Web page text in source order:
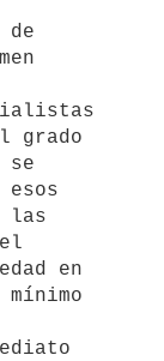
grado
se
las
en